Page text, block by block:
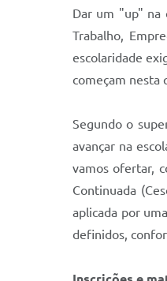
Dar um "up" na
Trabalho,
escolaridade
começam nesta
Segundo o
avançar na
vamos ofertar,
Continuada
aplicada por
definidos,